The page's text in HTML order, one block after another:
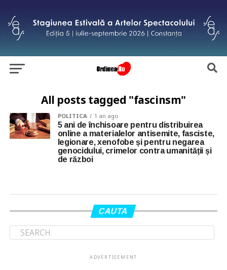
All posts tagged "fascinsm"
POLITICA 1 an ago
5 ani de închisoare pentru distribuirea
online a materialelor antisemite, fasciste,
legionare, xenofobe și pentru negarea
genocidului, crimelor contra umanității și
de război
CAUTA
ADVERTISEMENT